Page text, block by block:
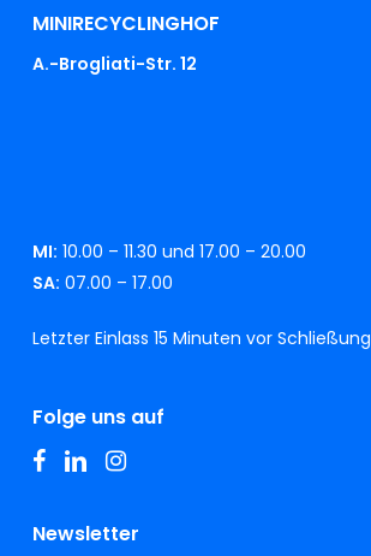
MINIRECYCLINGHOF
A.-Brogliati-Str. 12
MI: 10.00 – 11.30 und 17.00 – 20.00
SA: 07.00 – 17.00
Letzter Einlass 15 Minuten vor Schließung
Folge uns auf
facebook
linkedininstagram
Newsletter